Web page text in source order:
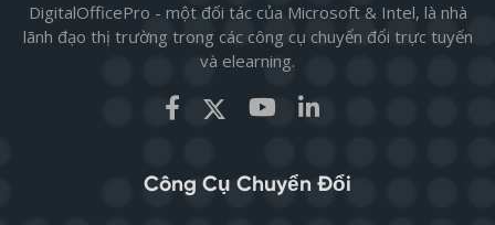
DigitalOfficePro - một đối tác của Microsoft & Intel, là nhà
lãnh đạo thị trường trong các công cụ chuyển đổi trực tuyến
và elearning.
Công Cụ Chuyển Đổi